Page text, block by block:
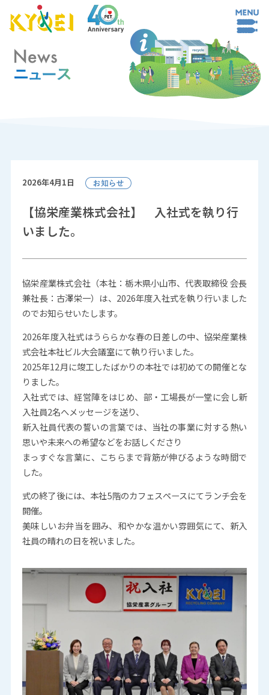
2026年4月1日
【協栄産業株式会社】 入社式を執り行
いました。
協栄産業株式会社（本社：栃木県小山市、代表取締役 会長
兼社長：古澤栄一）は、2026年度入社式を執り行いました
のでお知らせいたします。
2026年度入社式はうららかな春の日差しの中、協栄産業株
式会社本社ビル大会議室にて執り行いました。
2025年12月に竣工したばかりの本社では初めての開催とな
りました。
入社式では、経営陣をはじめ、部・工場長が一堂に会し新
入社員2名へメッセージを送り、
新入社員代表の誓いの言葉では、当社の事業に対する熱い
思いや未来への希望などをお話しくださり
まっすぐな言葉に、こちらまで背筋が伸びるような時間で
した。
式の終了後には、本社5階のカフェスペースにてランチ会を
開催。
美味しいお弁当を囲み、和やかな温かい雰囲気にて、新入
社員の晴れの日を祝いました。